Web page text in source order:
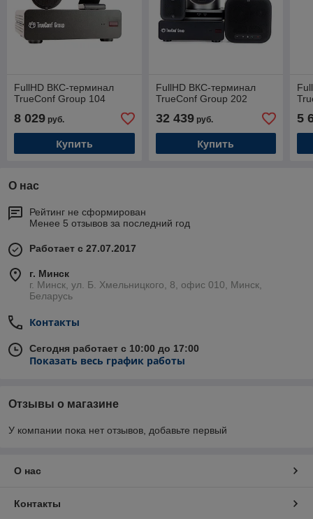
FullHD ВКС-терминал
TrueConf Group 104
8 029 руб.
Купить
FullHD ВКС-терминал
TrueConf Group 202
32 439руб.
Купить
5
О нас
Рейтинг не сформирован
Менее 5 отзывов за последний год
Работает с 27.07.2017
г. Минск
г. Минск, ул. Б. Хмельницкого, 8, офис 010, Минск,
Беларусь
Контакты
Сегодня работает с 10:00 до 17:00
Показать весь график работы
Отзывы о магазине
У компании пока нет отзывов, добавьте первый
О нас
Контакты